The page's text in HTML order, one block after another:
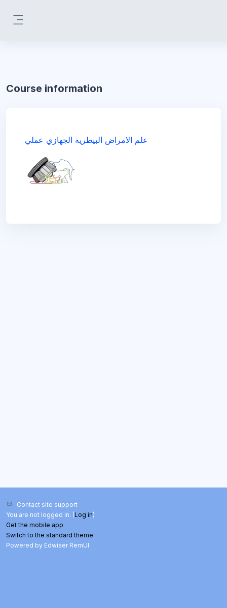
Course information
علم الامراض البيطرية الجهازي عملي
Contact site support
You are not logged in. (Log in)
Get the mobile app
Switch to the standard theme
Powered by Edwiser RemUI